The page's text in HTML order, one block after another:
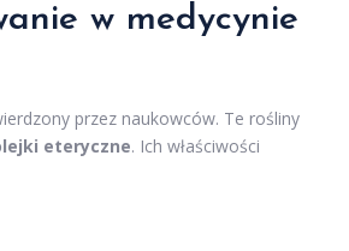
w medycynie
przez naukowców. Te rośliny
eteryczne. Ich właściwości